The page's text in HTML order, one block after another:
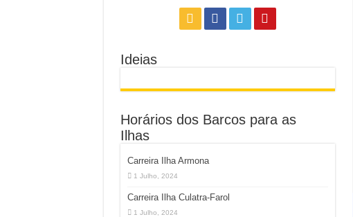
Ideias
Horários dos Barcos para as
Ilhas
Carreira Ilha Armona
1 Julho, 2024
Carreira Ilha Culatra-Farol
1 Julho, 2024